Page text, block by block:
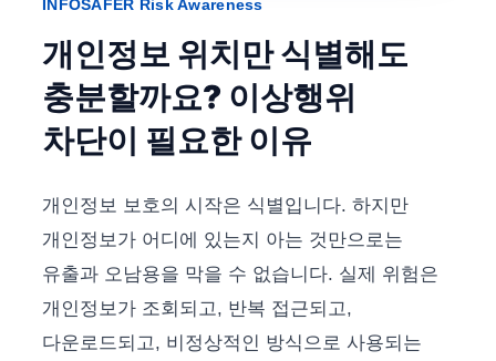
INFOSAFER Risk Awareness
개인정보 위치만 식별해도
충분할까요? 이상행위
차단이 필요한 이유
개인정보 보호의 시작은 식별입니다. 하지만
개인정보가 어디에 있는지 아는 것만으로는
유출과 오남용을 막을 수 없습니다. 실제 위험은
개인정보가 조회되고, 반복 접근되고,
다운로드되고, 비정상적인 방식으로 사용되는